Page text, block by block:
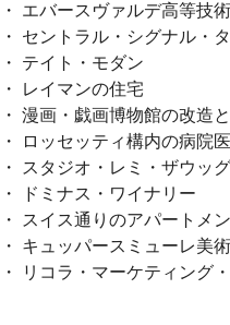
・ エバースヴァルデ高等技
・ セントラル・シグナル・
・ テイト・モダン
・ レイマンの住宅
・ 漫画・戯画博物館の改造
・ ロッセッティ構内の病院
・ スタジオ・レミ・ザウッグ
・ ドミナス・ワイナリー
・ スイス通りのアパートメ
・ キュッパースミューレ美
・ リコラ・マーケティング